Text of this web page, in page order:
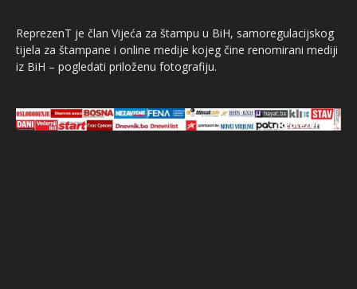
ReprezenT je član Vijeća za štampu u BiH, samoregulacijskog
tijela za štampane i online medije kojeg čine renomirani mediji
iz BiH – pogledati priloženu fotografiju.